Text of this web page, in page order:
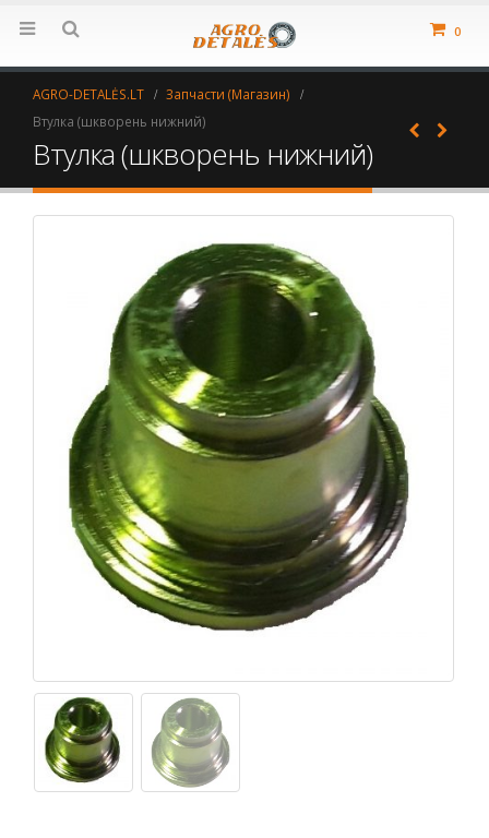
0
AGRO-DETALĖS.LT
Запчасти (Магазин)
Втулка (шкворень нижний)
Втулка (шкворень нижний)